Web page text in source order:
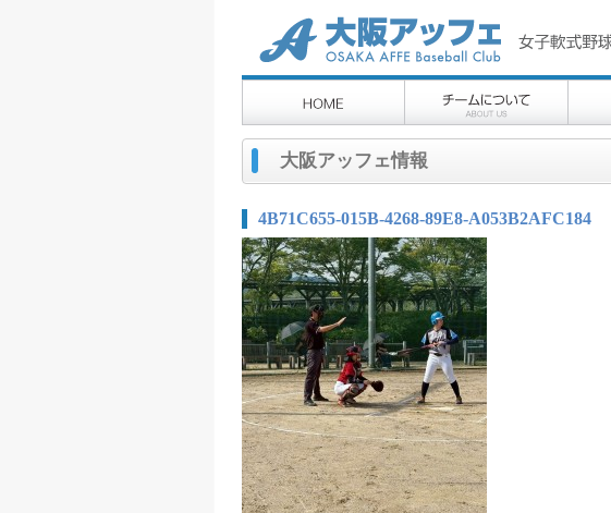
大阪アッフェ情報
4B71C655-015B-4268-89E8-A053B2AFC184